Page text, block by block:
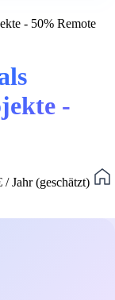
- 50% Remote
-
Jahr (geschätzt)